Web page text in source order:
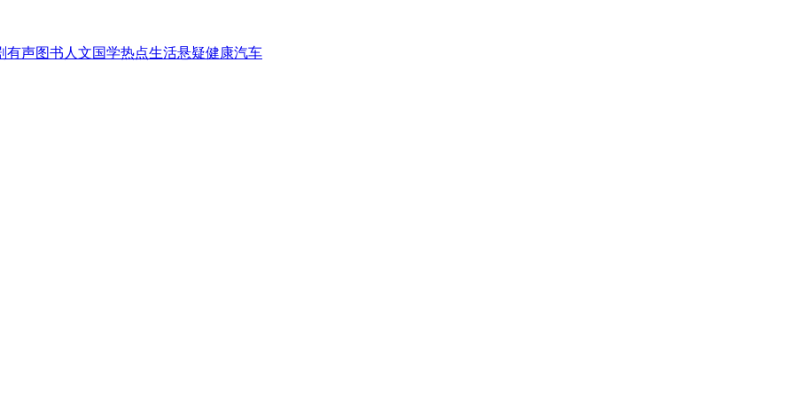
有声图书 人文国学热点生活悬疑健康汽车